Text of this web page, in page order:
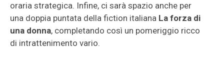
oraria strategica. Infine, ci sarà spazio anche per
una doppia puntata della fiction italiana La forza di
una donna, completando così un pomeriggio ricco
di intrattenimento vario.